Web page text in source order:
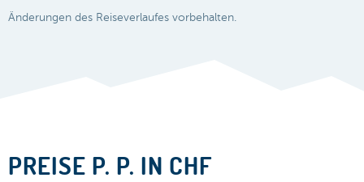
Änderungen des Reiseverlaufes vorbehalten.
PREISE P. P. IN CHF